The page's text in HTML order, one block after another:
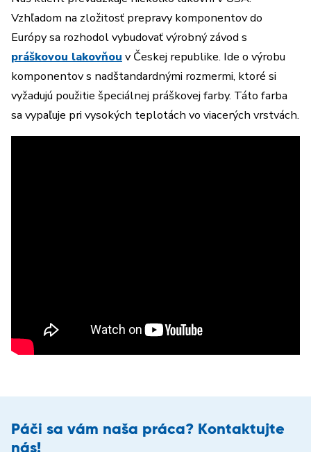
Vzhľadom na zložitosť prepravy komponentov do
Európy sa rozhodol vybudovať výrobný závod s
práškovou lakovňou v Českej republike. Ide o výrobu
komponentov s nadštandardnými rozmermi, ktoré si
vyžadujú použitie špeciálnej práškovej farby. Táto farba
sa vypaľuje pri vysokých teplotách vo viacerých vrstvách.
Páči sa vám naša práca? Kontaktujte
nás!